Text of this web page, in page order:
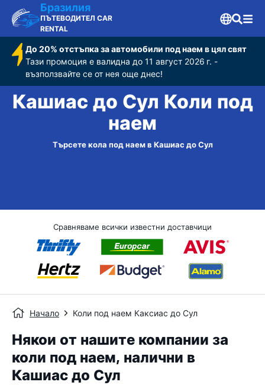
Бразилия
ПЪТЕВОДИТЕЛ CAR
RENTAL
До 20% отстъпка за автомобили под наем в цял свят
Тази промоция е валидна до 11 август 2026 г. -
възползвайте се от нея още днес!
Кашиас до Сул Коли под
наем
Търсете кола под наем в Кашиас до Сул
Сравняваме всички известни доставчици
Начало Коли под наем Каксиас до Сул
Някои от нашите компании за
коли под наем, налични в
Кашиас до Сул